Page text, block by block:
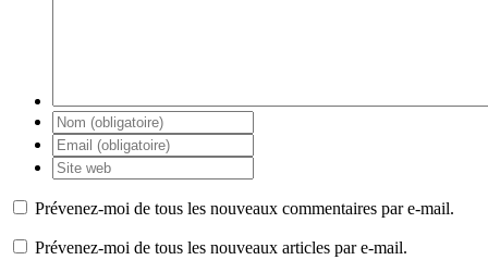
Prévenez-moi de tous les nouveaux commentaires par e-mail.
Prévenez-moi de tous les nouveaux articles par e-mail.